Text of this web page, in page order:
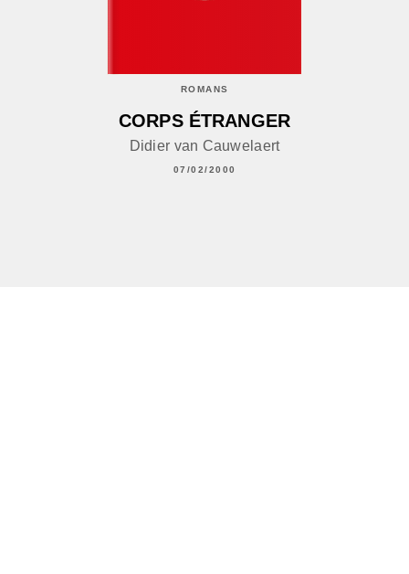
ROMANS
CORPS ÉTRANGER
Didier van Cauwelaert
07/02/2000